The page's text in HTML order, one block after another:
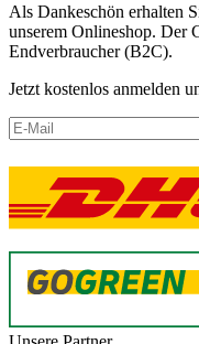
Als Dankeschön erhalten
unserem Onlineshop. Der
Endverbraucher (B2C).
Jetzt kostenlos anmelden